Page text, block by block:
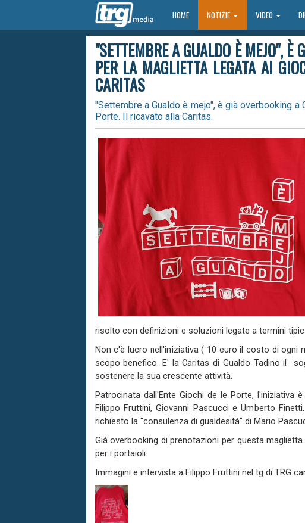
HOMEHOME NOTIZIE VIDEO
"SETTEMBRE A GUALDO È MEJO",
PER LA MAGLIETTA LEGATA AI
CARITAS
"Settembre a Gualdo è mejo", è già overbooking
Porte. Il ricavato alla Caritas.
risolto con definizioni e soluzioni legate a termini
Non c'è lucro nell'iniziativa ( 10 euro il costo di ogni
scopo benefico. E' la Caritas di Gualdo Tadino il
sostenere la sua crescente attività.
Patrocinata dall'Ente Giochi de le Porte, l'iniziativa
Filippo Fruttini, Giovanni Pascucci e Umberto
richiesto la "consulenza di gualdesità" di Mario
Già overbooking di prenotazioni per questa
per i portaioli.
Immagini e intervista a Filippo Fruttini nel tg di TRG